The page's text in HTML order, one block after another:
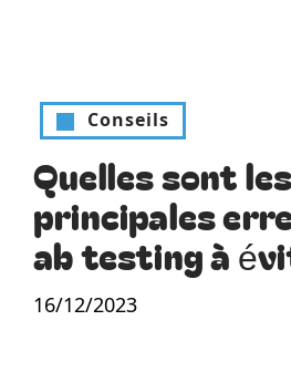
Conseils
Quelles sont les
principales
ab testing à
16/12/2023